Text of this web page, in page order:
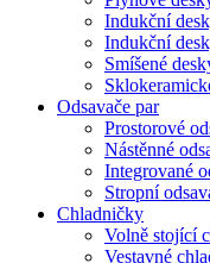
Indukční
Indukční
Smíšené
Odsavače par
Prostorové
Nástěnné
Integrované
Stropní
Chladničky
Volně stojící
Vestavné